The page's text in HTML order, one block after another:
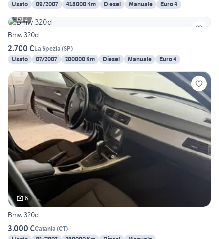
Usato
09/2007 418000 Km Diesel Manuale
Euro 4
2
Bmw 320d
2.700 €La Spezia (SP)
Usato
07/2007 200000 Km Diesel Manuale Euro 4
6
Bmw 320d
3.000 €Catania (CT)